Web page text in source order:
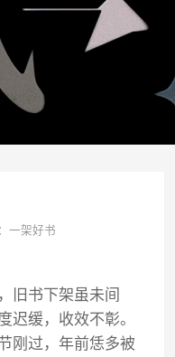
一架好书
旧书下架虽未间
迟缓，收效不彰。
刚过，年前恁多被